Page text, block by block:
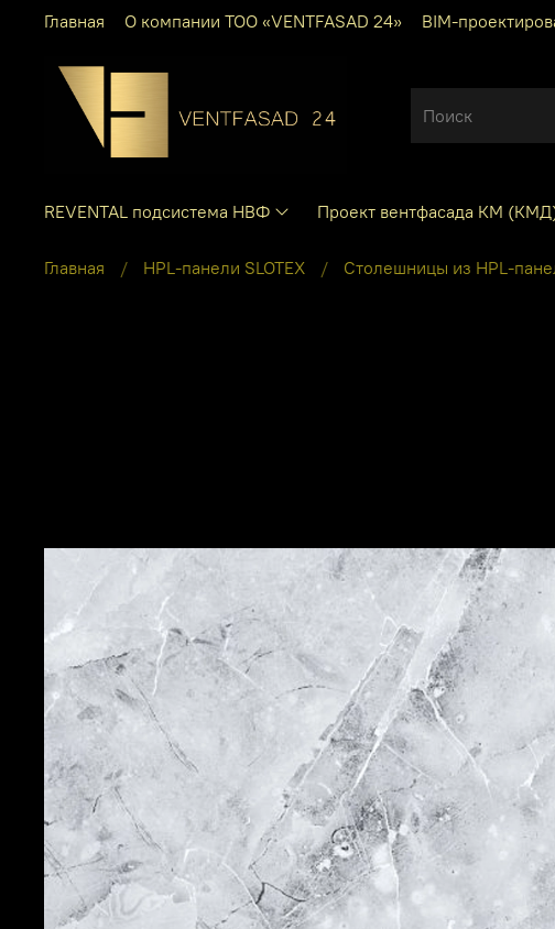
Главная О компании ТОО «VENTFASAD 24» BIM-
REVENTAL подсистема НВФ Проект вентфасада КМ
Главная HPL-панели SLOTEX Столешницы из HPL-